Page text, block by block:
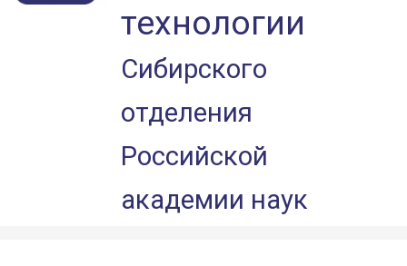
технологии
Сибирского
отделения
Российской
академии наук